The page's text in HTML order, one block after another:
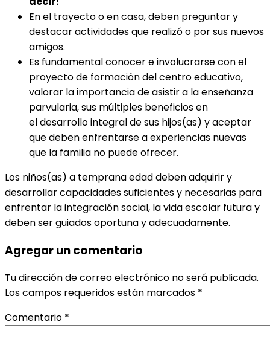
En el trayecto o en casa, deben preguntar y
destacar actividades que realizó o por sus nuevos
amigos.
Es fundamental conocer e involucrarse con el
proyecto de formación del centro educativo,
valorar la importancia de asistir a la enseñanza
parvularia, sus múltiples beneficios en
el desarrollo integral de sus hijos(as) y aceptar
que deben enfrentarse a experiencias nuevas
que la familia no puede ofrecer.
Los niños(as) a temprana edad deben adquirir y
desarrollar capacidades suficientes y necesarias para
enfrentar la integración social, la vida escolar futura y
deben ser guiados oportuna y adecuadamente.
Agregar un comentario
Tu dirección de correo electrónico no será publicada.
Los campos requeridos están marcados *
Comentario *